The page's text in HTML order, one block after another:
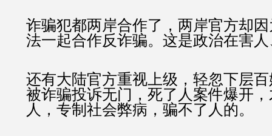
诈骗犯都两岸合作了，两岸官方却
法一起合作反诈骗。这是政治在害
还有大陆官方重视上级，轻忽下层
被诈骗投诉无门，死了人案件爆开
人，专制社会弊病，骗不了人的。